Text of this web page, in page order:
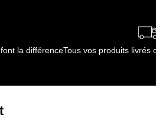
la différenceTous vos produits livrés